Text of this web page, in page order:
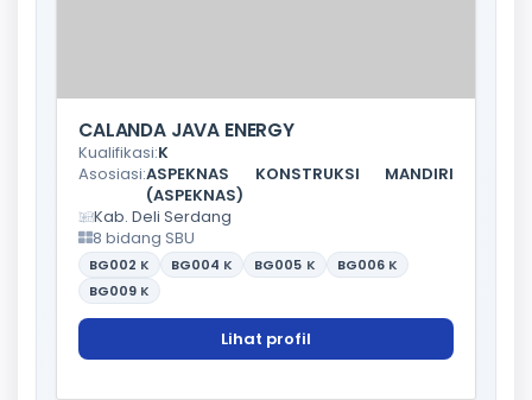
CALANDA JAVA ENERGY
Kualifikasi:K
Asosiasi:ASPEKNAS KONSTRUKSI MANDIRI
(ASPEKNAS)
Kab. Deli Serdang
8 bidang SBU
BG002 K BG004 K BG005 K BG006 K
BG009 K
Lihat profil